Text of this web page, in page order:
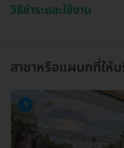
วิธีชำระและใช้งาน
สาขาหรือแผนกที่ให้บ
1